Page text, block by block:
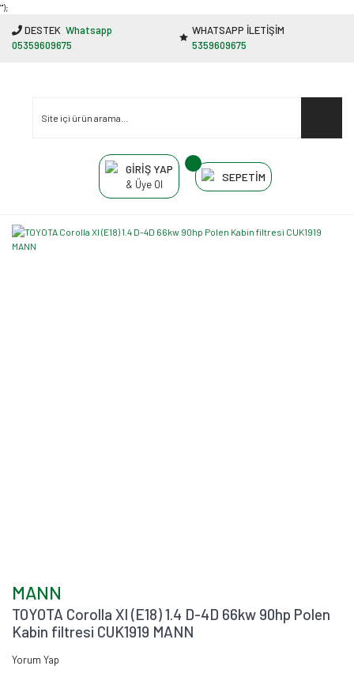
"');
DESTEK Whatsapp
05359609675
WHATSAPP İLETİŞİM
5359609675
GİRİŞ YAP
& Üye Ol
SEPETİM
MANN
TOYOTA Corolla XI (E18) 1.4 D-4D 66kw 90hp Polen
Kabin filtresi CUK1919 MANN
Yorum Yap